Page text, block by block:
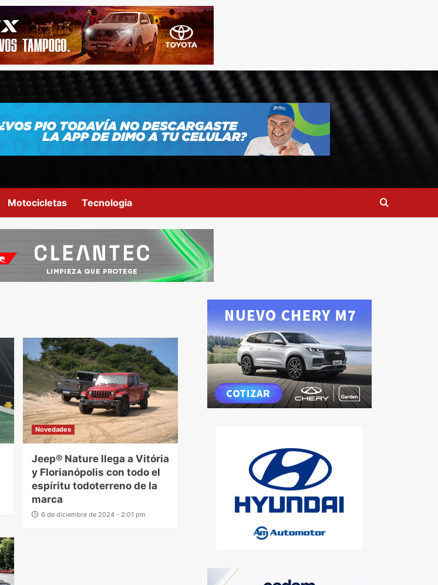
Motocicletas Tecnologia
Novedades
Jeep® Nature llega a Vitória
y Florianópolis con todo el
espíritu todoterreno de la
marca
6 de diciembre de 2024 - 2:01 pm